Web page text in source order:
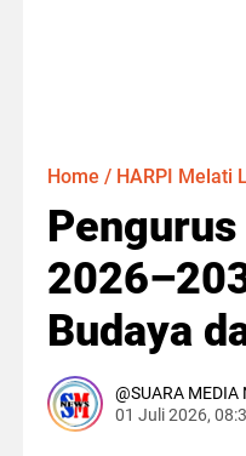
Home / HARPI Melati
Budaya
SUARA MEDIA
01 Juli 2026,